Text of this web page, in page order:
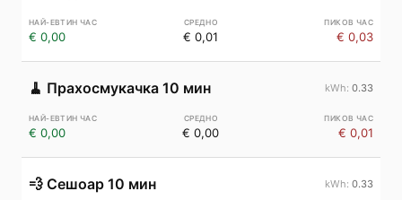
€ 0,00 € 0,01 € 0,03
🧹 Прахосмукачка 10 мин 0.33
€ 0,00 € 0,00 € 0,01
💨 Сешоар 10 мин 0.33